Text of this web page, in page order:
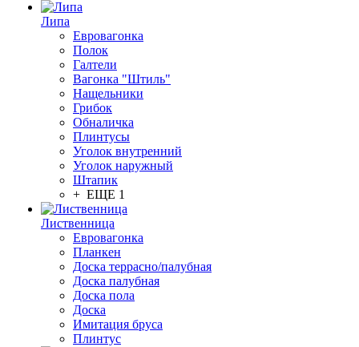
Липа
Евровагонка
Полок
Галтели
Вагонка "Штиль"
Нащельники
Грибок
Обналичка
Плинтусы
Уголок внутренний
Уголок наружный
Штапик
+ ЕЩЕ 1
Лиственница
Евровагонка
Планкен
Доска террасно/палубная
Доска палубная
Доска пола
Доска
Имитация бруса
Плинтус